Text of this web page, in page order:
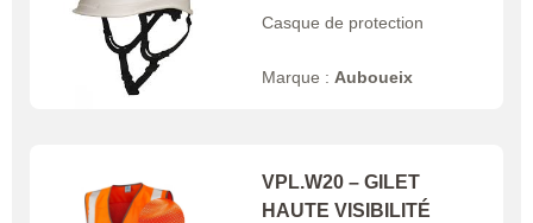
Casque de protection
Marque : Auboueix
VPL.W20 – GILET
HAUTE VISIBILITÉ